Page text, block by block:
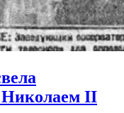
Николаем II